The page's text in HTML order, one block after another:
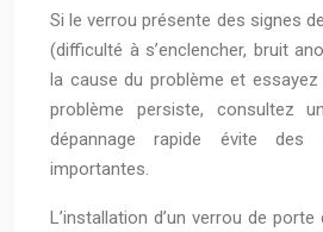
Si le verrou présente des signes
(difficulté à s’enclencher, bruit
la cause du problème et
problème persiste, consultez
dépannage rapide évite des
importantes.
L’installation d’un verrou de